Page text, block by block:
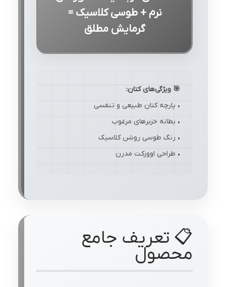
نرم + طوسی کلاسیک =
گرمایش مطلق
🎯 ویژگی‌های کتان:
• پارچه کتان طبیعی و تنفسی
• بطانه خزبرهای مرغوب
• رنگ طوسی روشن کلاسیک
• طراحی اوورکت مدرن
📋 تعریف جامع
محصول